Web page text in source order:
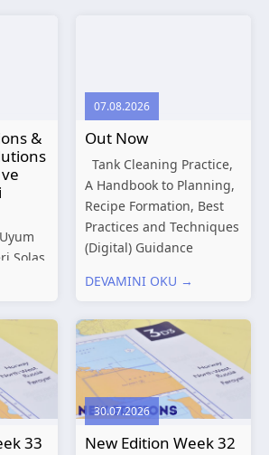
&
Solas
07.08.2026
Out Now
Tank Cleaning Practice,
A Handbook to Planning,
Recipe Formation, Best
Practices and Techniques
(Digital) Guidance
Structures – Consolidated
Shipping and the
Environment – A Guide to
Environmental
Compliance...
DEVAMINI OKU →
33
30.07.2026
New Edition Week 32